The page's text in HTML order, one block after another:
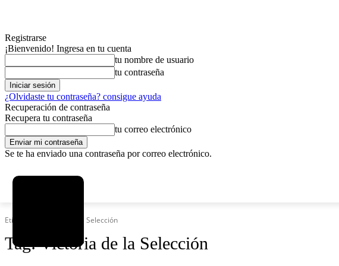
Registrarse
¡Bienvenido! Ingresa en tu cuenta
tu nombre de usuario
tu contraseña
¿Olvidaste tu contraseña? consigue ayuda
Recuperación de contraseña
Recupera tu contraseña
tu correo electrónico
Se te ha enviado una contraseña por correo electrónico.
Etiquetas Victoria de la Selección
Tag:Victoria de la Selección